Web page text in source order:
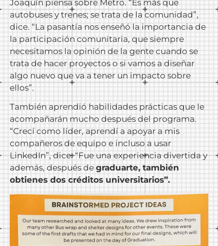
Joaquín piensa sobre Metro. “Es más que
autobuses y trenes; se trata de la comunidad”,
dice. “La pasantía nos enseñó la importancia de
la participación comunitaria, que siempre
necesitamos la opinión de la gente cuando se
trata de hacer proyectos o si vamos a diseñar
algo nuevo que va a tener un impacto sobre
ellos”.
También aprendió habilidades prácticas que le
acompañarán mucho después del programa.
“Crecí como líder, aprendí a apoyar a mis
compañeros de equipo e incluso a usar
LinkedIn”, dice. “Fue una experiencia divertida y
además, después de graduarte, también
obtienes dos créditos universitarios”.